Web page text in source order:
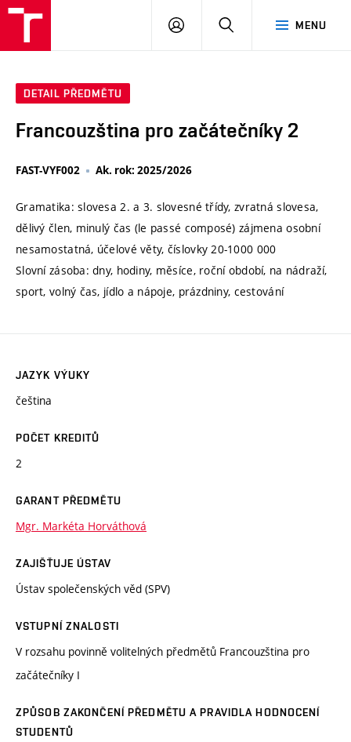
MENU
PŘIHLÁSIT
DETAIL PŘEDMĚTU
Francouzština pro začátečníky 2
FAST-VYF002 Ak. rok: 2025/2026
Gramatika: slovesa 2. a 3. slovesné třídy, zvratná slovesa,
dělivý člen, minulý čas (le passé composé) zájmena osobní
nesamostatná, účelové věty, číslovky 20-1000 000
Slovní zásoba: dny, hodiny, měsíce, roční období, na nádraží,
sport, volný čas, jídlo a nápoje, prázdniny, cestování
JAZYK VÝUKY
čeština
POČET KREDITŮ
2
GARANT PŘEDMĚTU
Mgr. Markéta Horváthová
ZAJIŠŤUJE ÚSTAV
Ústav společenských věd (SPV)
VSTUPNÍ ZNALOSTI
V rozsahu povinně volitelných předmětů Francouzština pro
začátečníky I
ZPŮSOB ZAKONČENÍ PŘEDMĚTU A PRAVIDLA HODNOCENÍ
STUDENTŮ